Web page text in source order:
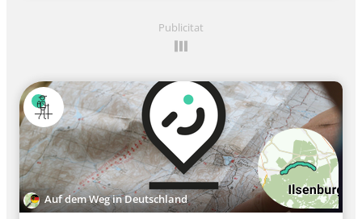
Publicitat
Auf dem Weg in Deutschland